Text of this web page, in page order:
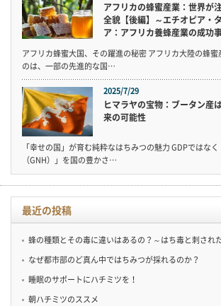
アフリカの蜂蜜産業：世界が
全貌【後編】～エチオピア・
ア：アフリカ養蜂産業の成功
アフリカ蜂蜜大国、その躍進の秘密 アフリカ大陸の蜂
のは、一部の先進的な国…
2025/7/29
ヒマラヤの宝物：ブータン産
来の可能性
「幸せの国」が育む純粋なはちみつの魅力 GDPではな
（GNH）」を国の豊かさ…
最近の投稿
蜂の種類とその毒に違いはあるの？～はち毒と刺され
なぜ都市部のど真ん中ではちみつが採れるのか？
睡眠のサポートにハチミツを！
朝ハチミツのススメ